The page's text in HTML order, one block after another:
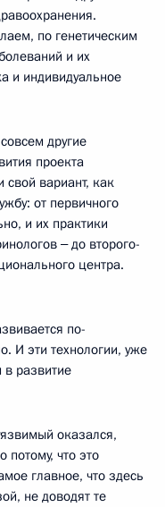
по генетическим
и их
и индивидуальное
другие
проекта
вариант, как
от первичного
и их практики
‒ до второго-
центра.
по-
И эти технологии, уже
развитие
оказался,
потому, что это
главное, что здесь
не доводят те